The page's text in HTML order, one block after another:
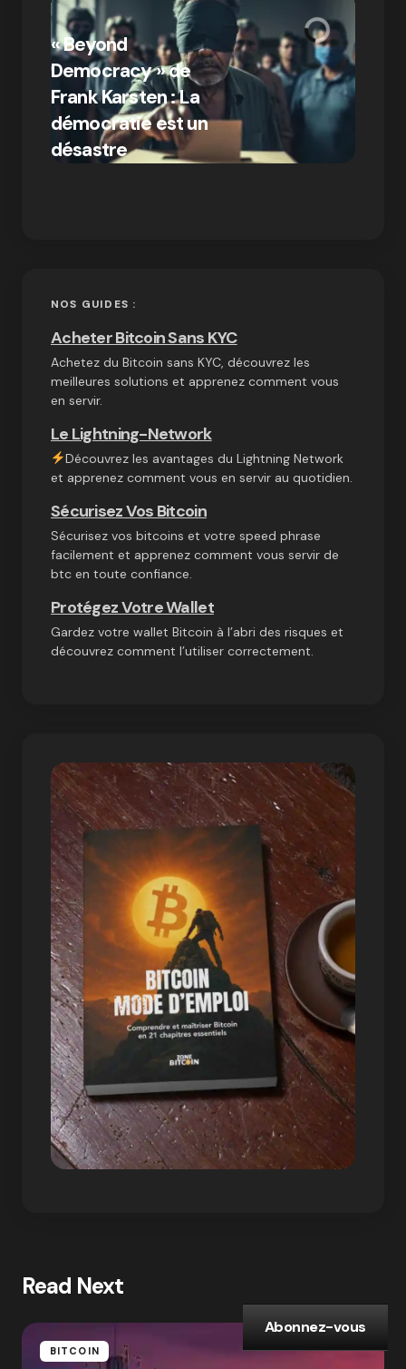
« Beyond
Democracy » de
Frank Karsten : La
démocratie est un
désastre
par Ines Aissani
on 03/10/2024
NOS GUIDES :
Acheter Bitcoin Sans KYC
Achetez du Bitcoin sans KYC, découvrez les
meilleures solutions et apprenez comment vous
en servir.
Le Lightning-Network
Découvrez les avantages du Lightning Network
et apprenez comment vous en servir au quotidien.
Sécurisez Vos Bitcoin
Sécurisez vos bitcoins et votre speed phrase
facilement et apprenez comment vous servir de
btc en toute confiance.
Protégez Votre Wallet
Gardez votre wallet Bitcoin à l’abri des risques et
découvrez comment l’utiliser correctement.
Read Next
BITCOIN
Abonnez-vous